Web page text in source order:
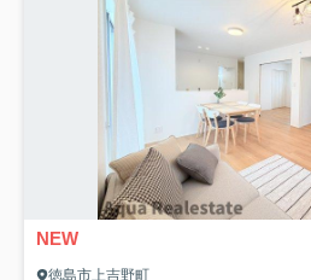
NEW
徳島市上吉野町